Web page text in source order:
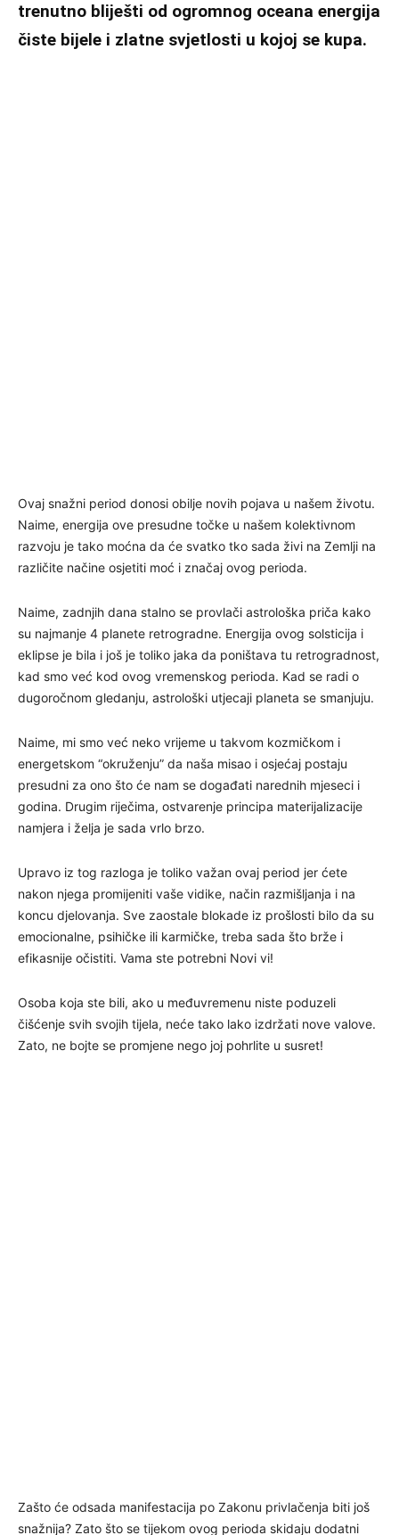
trenutno bliješti od ogromnog oceana energija
čiste bijele i zlatne svjetlosti u kojoj se kupa.
Ovaj snažni period donosi obilje novih pojava u našem životu.
Naime, energija ove presudne točke u našem kolektivnom
razvoju je tako moćna da će svatko tko sada živi na Zemlji na
različite načine osjetiti moć i značaj ovog perioda.
Naime, zadnjih dana stalno se provlači astrološka priča kako
su najmanje 4 planete retrogradne. Energija ovog solsticija i
eklipse je bila i još je toliko jaka da poništava tu retrogradnost,
kad smo već kod ovog vremenskog perioda. Kad se radi o
dugoročnom gledanju, astrološki utjecaji planeta se smanjuju.
Naime, mi smo već neko vrijeme u takvom kozmičkom i
energetskom “okruženju” da naša misao i osjećaj postaju
presudni za ono što će nam se događati narednih mjeseci i
godina. Drugim riječima, ostvarenje principa materijalizacije
namjera i želja je sada vrlo brzo.
Upravo iz tog razloga je toliko važan ovaj period jer ćete
nakon njega promijeniti vaše vidike, način razmišljanja i na
koncu djelovanja. Sve zaostale blokade iz prošlosti bilo da su
emocionalne, psihičke ili karmičke, treba sada što brže i
efikasnije očistiti. Vama ste potrebni Novi vi!
Osoba koja ste bili, ako u međuvremenu niste poduzeli
čišćenje svih svojih tijela, neće tako lako izdržati nove valove.
Zato, ne bojte se promjene nego joj pohrlite u susret!
Zašto će odsada manifestacija po Zakonu privlačenja biti još
snažnija? Zato što se tijekom ovog perioda skidaju dodatni